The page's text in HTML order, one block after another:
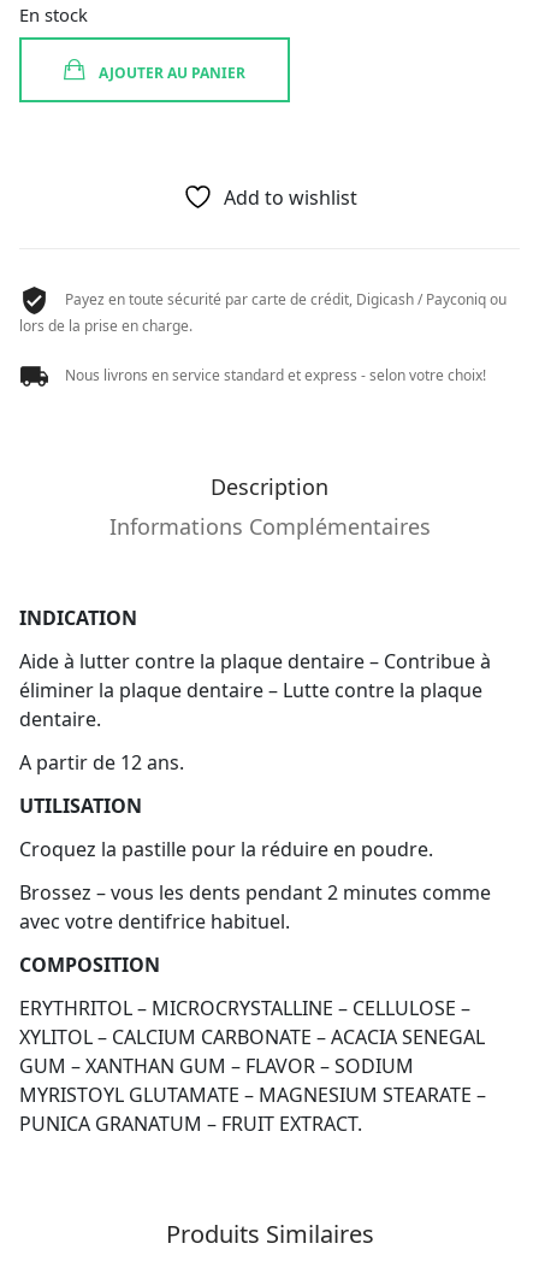
En stock
AJOUTER AU PANIER
Add to wishlist
Payez en toute sécurité par carte de crédit, Digicash / Payconiq ou
lors de la prise en charge.
Nous livrons en service standard et express - selon votre choix!
Description
Informations Complémentaires
INDICATION
Aide à lutter contre la plaque dentaire – Contribue à
éliminer la plaque dentaire – Lutte contre la plaque
dentaire.
A partir de 12 ans.
UTILISATION
Croquez la pastille pour la réduire en poudre.
Brossez – vous les dents pendant 2 minutes comme
avec votre dentifrice habituel.
COMPOSITION
ERYTHRITOL – MICROCRYSTALLINE – CELLULOSE –
XYLITOL – CALCIUM CARBONATE – ACACIA SENEGAL
GUM – XANTHAN GUM – FLAVOR – SODIUM
MYRISTOYL GLUTAMATE – MAGNESIUM STEARATE –
PUNICA GRANATUM – FRUIT EXTRACT.
Produits Similaires